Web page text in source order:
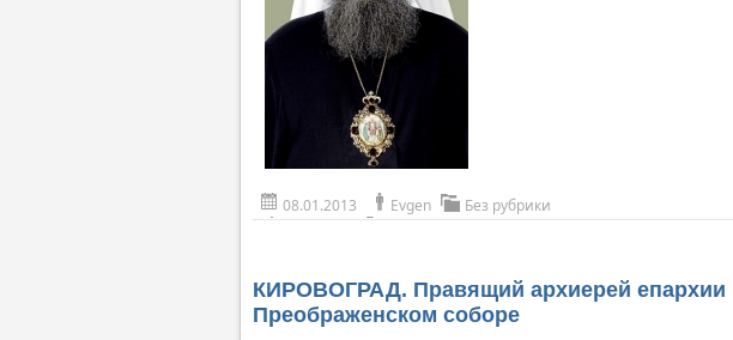
08.01.2013 Evgen Без рубрики
КИРОВОГРАД. Правящий архиерей епархии
Преображенском соборе